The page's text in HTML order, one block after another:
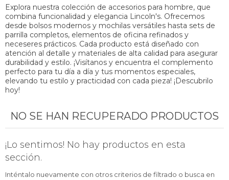
Explora nuestra colección de accesorios para hombre, que
combina funcionalidad y elegancia Lincoln's. Ofrecemos
desde bolsos modernos y mochilas versátiles hasta sets de
parrilla completos, elementos de oficina refinados y
neceseres prácticos. Cada producto está diseñado con
atención al detalle y materiales de alta calidad para asegurar
durabilidad y estilo. ¡Visítanos y encuentra el complemento
perfecto para tu día a día y tus momentos especiales,
elevando tu estilo y practicidad con cada pieza! ¡Descubrilo
hoy!
NO SE HAN RECUPERADO PRODUCTOS
¡Lo sentimos! No hay productos en esta
sección.
Inténtalo nuevamente con otros criterios de filtrado o busca en